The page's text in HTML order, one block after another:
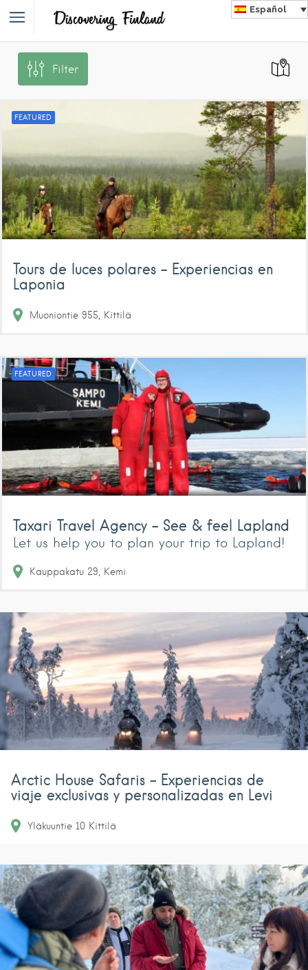
Español
Filter
FEATURED
Tours de luces polares – Experiencias en
Laponia
Muoniontie 955 Kittilä
FEATURED
Taxari Travel Agency – See & feel Lapland
Let us help you to plan your trip to Lapland!
Kauppakatu 29 Kemi
Arctic House Safaris – Experiencias de
viaje exclusivas y personalizadas en Levi
Yläkuuntie 10 Kittilä